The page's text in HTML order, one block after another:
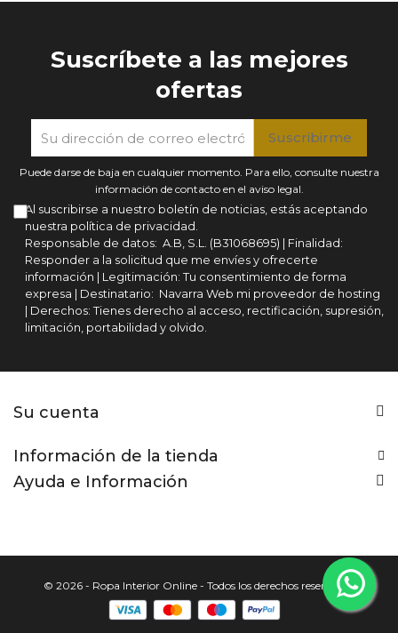
Suscríbete a las mejores
ofertas
Puede darse de baja en cualquier momento. Para ello, consulte nuestra
información de contacto en el aviso legal.
Al suscribirse a nuestro boletín de noticias, estás aceptando
nuestra política de privacidad.
Responsable de datos: A.B, S.L. (B31068695) | Finalidad:
Responder a la solicitud que me envíes y ofrecerte
información | Legitimación: Tu consentimiento de forma
expresa | Destinatario: Navarra Web mi proveedor de hosting
| Derechos: Tienes derecho al acceso, rectificación, supresión,
limitación, portabilidad y olvido.
Su cuenta
Información de la tienda
Ayuda e Información
© 2026 - Ropa Interior Online - Todos los derechos reservados